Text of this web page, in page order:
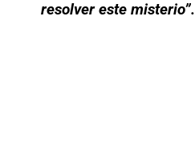
resolver este misterio”.